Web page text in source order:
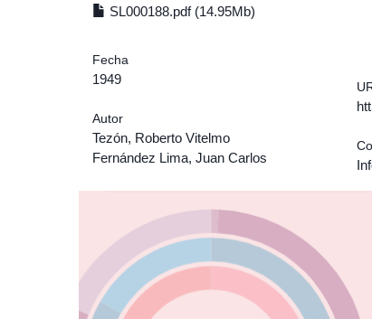
SL000188.pdf (14.95Mb)
Fecha
1949
Autor
Tezón, Roberto Vitelmo
Fernández Lima, Juan Carlos